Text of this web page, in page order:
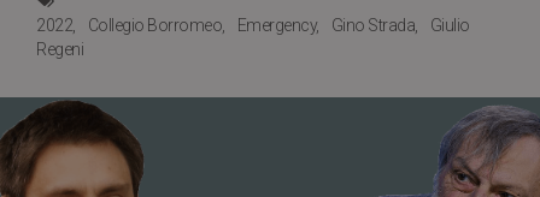
2022 Collegio Borromeo Emergency Gino Strada
Giulio
Regeni